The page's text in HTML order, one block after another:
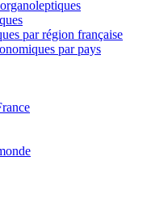
par région française
par pays